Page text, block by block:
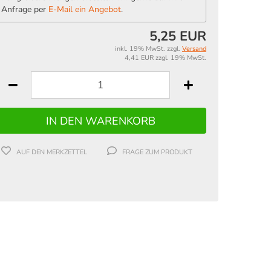
Anfrage per E-Mail ein Angebot.
5,25 EUR
inkl. 19% MwSt. zzgl. Versand
4,41 EUR zzgl. 19% MwSt.
AUF DEN MERKZETTEL FRAGE ZUM PRODUKT